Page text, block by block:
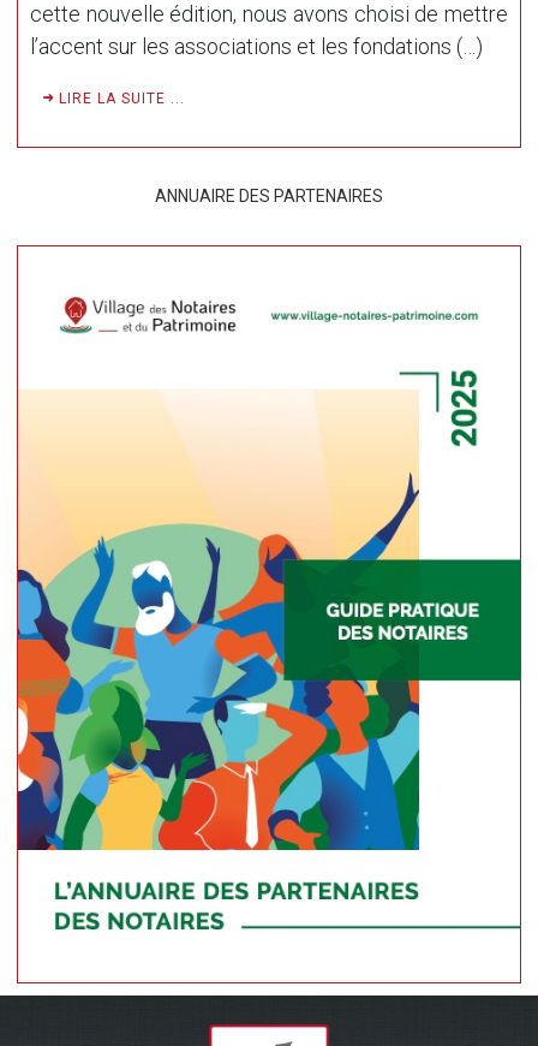
cette nouvelle édition, nous avons choisi de mettre
l’accent sur les associations et les fondations (…)
LIRE LA SUITE ...
ANNUAIRE DES PARTENAIRES